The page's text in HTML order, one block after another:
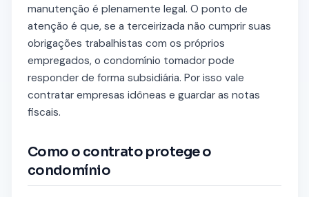
manutenção é plenamente legal. O ponto de
atenção é que, se a terceirizada não cumprir suas
obrigações trabalhistas com os próprios
empregados, o condomínio tomador pode
responder de forma subsidiária. Por isso vale
contratar empresas idôneas e guardar as notas
fiscais.
Como o contrato protege o
condomínio